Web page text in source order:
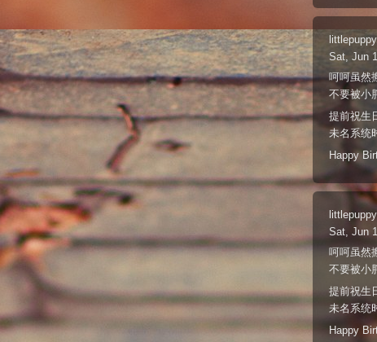
littlepuppy
Sat, Jun
呵呵虽然
不要被小
提前祝生
未名系统
Happy
littlepuppy
Sat, Jun
呵呵虽然
不要被小
提前祝生
未名系统
Happy